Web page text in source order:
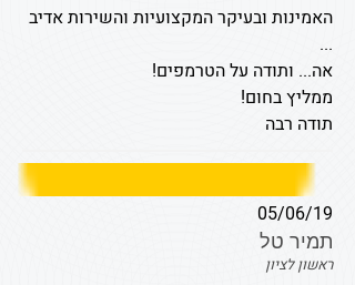
האמינות ובעיקר המקצועיות והשירות אדיב
...
אה... ותודה על הטרמפים!
ממליץ בחום!
תודה רבה
05/06/19
תמיר טל
ראשון לציון